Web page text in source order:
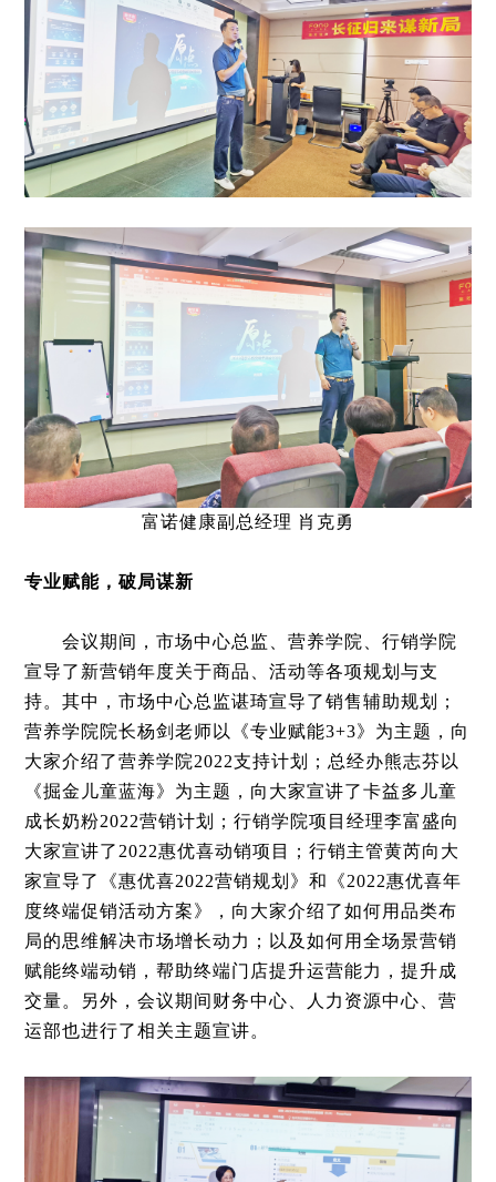
富诺健康副总经理 肖克勇
专业赋能，破局谋新
会议期间，市场中心总监、营养学院、行销学院
宣导了新营销年度关于商品、活动等各项规划与支
持。其中，市场中心总监谌琦宣导了销售辅助规划；
营养学院院长杨剑老师以《专业赋能3+3》为主题，向
大家介绍了营养学院2022支持计划；总经办熊志芬以
《掘金儿童蓝海》为主题，向大家宣讲了卡益多儿童
成长奶粉2022营销计划；行销学院项目经理李富盛向
大家宣讲了2022惠优喜动销项目；行销主管黄芮向大
家宣导了《惠优喜2022营销规划》和《2022惠优喜年
度终端促销活动方案》，向大家介绍了如何用品类布
局的思维解决市场增长动力；以及如何用全场景营销
赋能终端动销，帮助终端门店提升运营能力，提升成
交量。另外，会议期间财务中心、人力资源中心、营
运部也进行了相关主题宣讲。